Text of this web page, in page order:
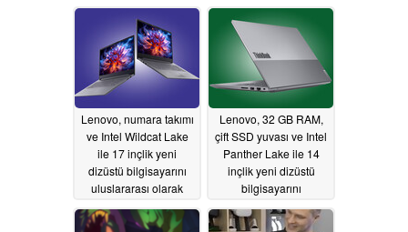
Lenovo, numara takımı
ve Intel Wildcat Lake
ile 17 inçlik yeni
dizüstü bilgisayarını
uluslararası olarak
piyasaya sürdü
05/22/2026
Lenovo, 32 GB RAM,
çift SSD yuvası ve Intel
Panther Lake ile 14
inçlik yeni dizüstü
bilgisayarını
uluslararası olarak
piyasaya sürdü